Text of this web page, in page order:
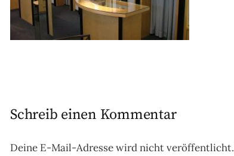
Schreib einen Kommentar
Deine E-Mail-Adresse wird nicht veröffentlicht.